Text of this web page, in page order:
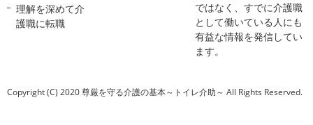
理解を深めて介
護職に転職
ではなく、すでに介護職
として働いている人にも
有益な情報を発信してい
ます。
Copyright (C) 2020 尊厳を守る介護の基本～トイレ介助～ All Rights Reserved.